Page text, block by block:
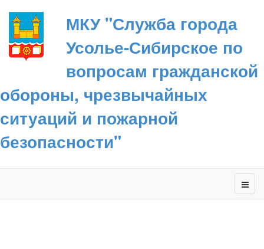
МКУ "Служба города
Усолье-Сибирское по
вопросам гражданской
обороны, чрезвычайных
ситуаций и пожарной
безопасности"